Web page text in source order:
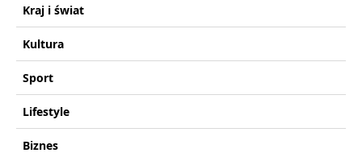
Kraj i świat
Kultura
Sport
Lifestyle
Biznes